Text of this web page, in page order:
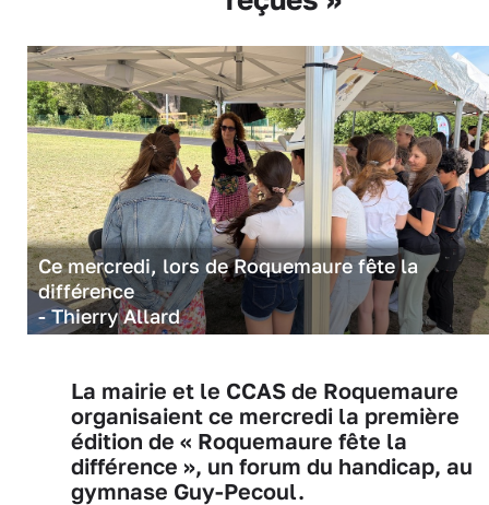
Ce mercredi, lors de Roquemaure fête la
différence
- Thierry Allard
La mairie et le CCAS de Roquemaure
organisaient ce mercredi la première
édition de « Roquemaure fête la
différence », un forum du handicap, au
gymnase Guy-Pecoul.